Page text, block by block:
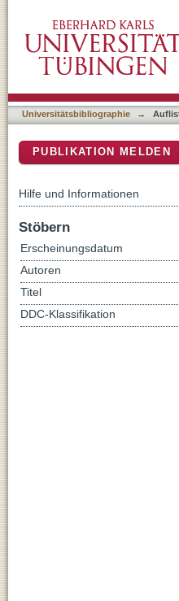
Universitätsbibliographie →
PUBLIKATION MELDEN
Hilfe und Informationen
Stöbern
Erscheinungsdatum
Autoren
Titel
DDC-Klassifikation